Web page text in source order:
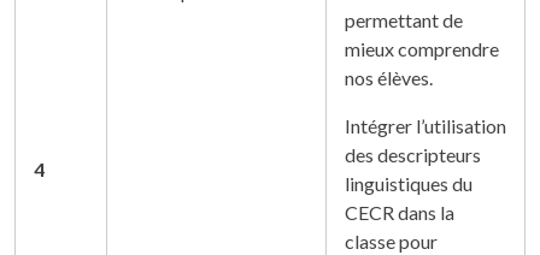
4
permettant de
mieux comprendre
nos élèves.
Intégrer l’utilisation
des descripteurs
linguistiques du
CECR dans la
classe pour